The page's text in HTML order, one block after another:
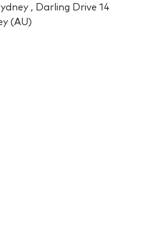
, Darling Drive 14
(AU)